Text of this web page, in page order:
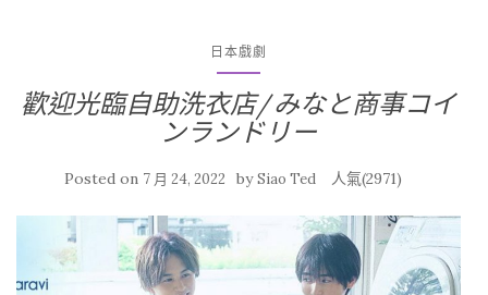
日本戲劇
歡迎光臨自助洗衣店/みなと商事コイ
ンランドリー
Posted on 7 月 24, 2022 bySiao Ted 人氣(2971)